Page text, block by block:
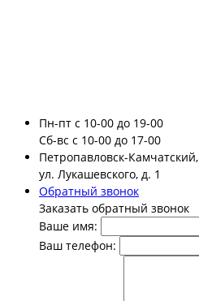
Пн-пт с 10-00 до 19-00
Сб-вс с 10-00 до 17-00
Петропавловск-Камчатский,
ул. Лукашевского, д. 1
Обратный звонок
Заказать обратный звонок
Ваше имя:
Ваш телефон: